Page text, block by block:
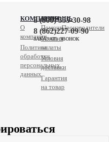
КОМПАНИЯ
ПОМОЩЬ
О
компании
Политика
обработки
персональных
данных
Помощь
Условия
оплаты
Условия
доставки
Гарантия
на товар
Производители
8 (800) 555-30-98
8 (862)227-09-90
ЗАКАЗАТЬ ЗВОНОК